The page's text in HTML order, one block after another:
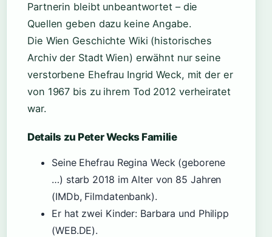
Partnerin bleibt unbeantwortet – die
Quellen geben dazu keine Angabe.
Die Wien Geschichte Wiki (historisches
Archiv der Stadt Wien) erwähnt nur seine
verstorbene Ehefrau Ingrid Weck, mit der er
von 1967 bis zu ihrem Tod 2012 verheiratet
war.
Details zu Peter Wecks Familie
Seine Ehefrau Regina Weck (geborene
…) starb 2018 im Alter von 85 Jahren
(IMDb, Filmdatenbank).
Er hat zwei Kinder: Barbara und Philipp
(WEB.DE).